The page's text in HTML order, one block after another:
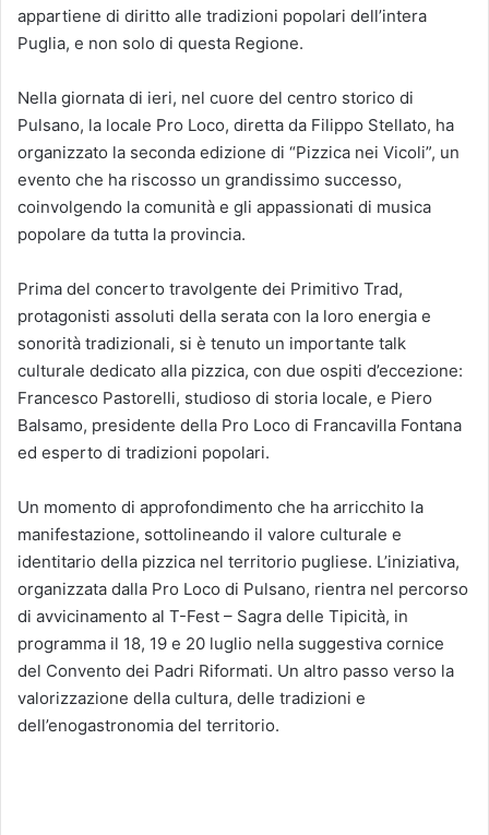
appartiene di diritto alle tradizioni popolari dell’intera
Puglia, e non solo di questa Regione.
Nella giornata di ieri, nel cuore del centro storico di
Pulsano, la locale Pro Loco, diretta da Filippo Stellato, ha
organizzato la seconda edizione di “Pizzica nei Vicoli”, un
evento che ha riscosso un grandissimo successo,
coinvolgendo la comunità e gli appassionati di musica
popolare da tutta la provincia.
Prima del concerto travolgente dei Primitivo Trad,
protagonisti assoluti della serata con la loro energia e
sonorità tradizionali, si è tenuto un importante talk
culturale dedicato alla pizzica, con due ospiti d’eccezione:
Francesco Pastorelli, studioso di storia locale, e Piero
Balsamo, presidente della Pro Loco di Francavilla Fontana
ed esperto di tradizioni popolari.
Un momento di approfondimento che ha arricchito la
manifestazione, sottolineando il valore culturale e
identitario della pizzica nel territorio pugliese. L’iniziativa,
organizzata dalla Pro Loco di Pulsano, rientra nel percorso
di avvicinamento al T-Fest – Sagra delle Tipicità, in
programma il 18, 19 e 20 luglio nella suggestiva cornice
del Convento dei Padri Riformati. Un altro passo verso la
valorizzazione della cultura, delle tradizioni e
dell’enogastronomia del territorio.